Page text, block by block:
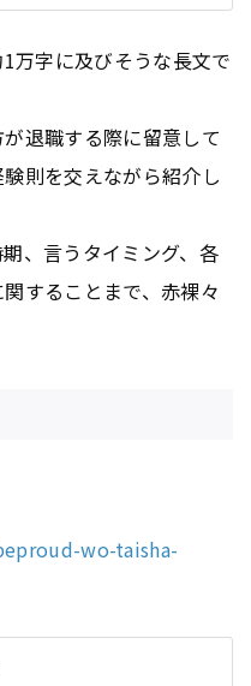
万字に及びそうな長文で
退職する際に留意して
則を交えながら紹介し
、言うタイミング、各
することまで、赤裸々
wo-taisha-